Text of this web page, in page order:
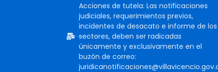
Acciones de tutela: Las notificaciones
judiciales, requerimientos previos,
incidentes de desacato e informe de los
sectores, deben ser radicadas
únicamente y exclusivamente en el
buzón de correo: